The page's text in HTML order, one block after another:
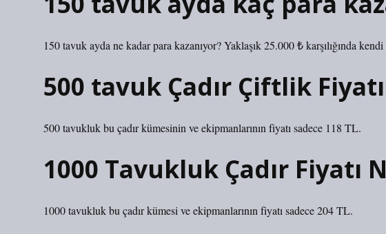
150 tavuk ayda ne kadar para kazanıyor? Yaklaşık 25.000 ₺ karşılığında
500 tavuk Çadır Çiftlik
500 tavukluk bu çadır kümesinin ve ekipmanlarının fiyatı sadece 118 TL.
1000 Tavukluk Çadır Fiyatı
1000 tavukluk bu çadır kümesi ve ekipmanlarının fiyatı sadece 204 TL.